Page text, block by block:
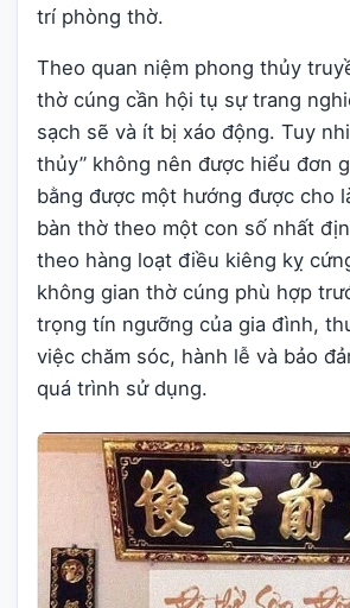
trí phòng thờ.
Theo quan niệm phong thủy
thờ cúng cần hội tụ sự trang
sạch sẽ và ít bị xáo động. Tuy
thủy” không nên được hiểu đơn
bằng được một hướng được cho
bàn thờ theo một con số nhất
theo hàng loạt điều kiêng kỵ
không gian thờ cúng phù hợp
trọng tín ngưỡng của gia đình,
việc chăm sóc, hành lễ và bảo
quá trình sử dụng.